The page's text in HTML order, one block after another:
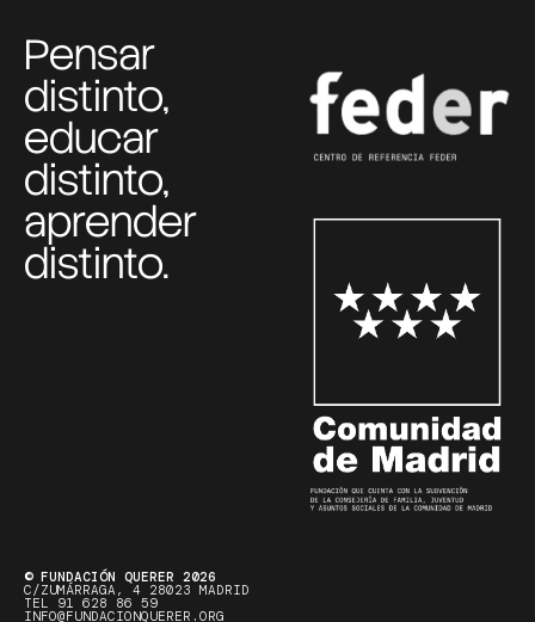
Pensar
distinto,
educar
distinto,
aprender
distinto.
© FUNDACIÓN QUERER 2026
C/ZUMÁRRAGA, 4 28023 MADRID
TEL 91 628 86 59
INFO@FUNDACIONQUERER.ORG